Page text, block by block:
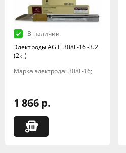
В наличии
Электроды AG E 308L-16 -3.2
(2кг)
Марка электрода: 308L-16;
1 866 р.